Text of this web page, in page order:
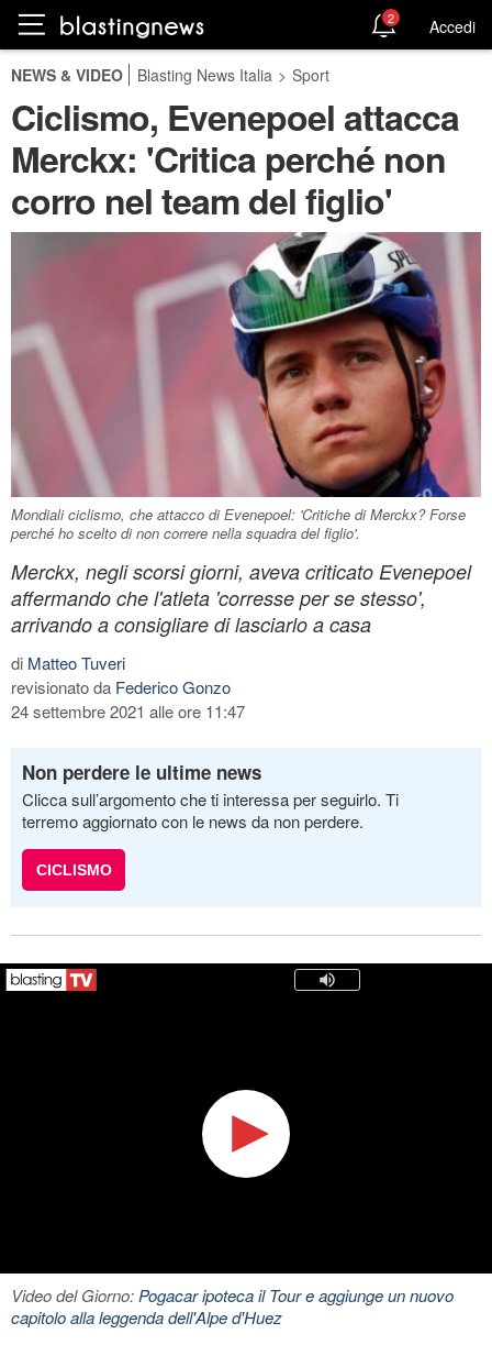
2 Accedi
NEWS & VIDEO Blasting News Italia > Sport
Ciclismo, Evenepoel attacca
Merckx: 'Critica perché non
corro nel team del figlio'
Mondiali ciclismo, che attacco di Evenepoel: 'Critiche di Merckx? Forse
perché ho scelto di non correre nella squadra del figlio'.
Merckx, negli scorsi giorni, aveva criticato Evenepoel
affermando che l'atleta 'corresse per se stesso',
arrivando a consigliare di lasciarlo a casa
di Matteo Tuveri
revisionato da Federico Gonzo
24 settembre 2021 alle ore 11:47
Non perdere le ultime news
Clicca sull’argomento che ti interessa per seguirlo. Ti
terremo aggiornato con le news da non perdere.
CICLISMO
Video del Giorno:Pogacar ipoteca il Tour e aggiunge un nuovo
capitolo alla leggenda dell'Alpe d'Huez